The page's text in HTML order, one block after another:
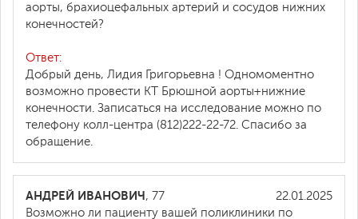
аорты, брахиоцефальных артерий и сосудов нижних
конечностей?
Ответ:
Добрый день, Лидия Григорьевна ! Одномоментно
возможно провести КТ Брюшной аорты+нижние
конечности. Записаться на исследование можно по
телефону колл-центра (812)222-22-72. Спасибо за
обращение.
22.01.2025
АНДРЕЙ ИВАНОВИЧ, 77
Возможно ли пациенту вашей поликлиники по